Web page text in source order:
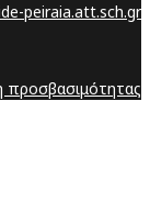
peiraia.att.sch.gr